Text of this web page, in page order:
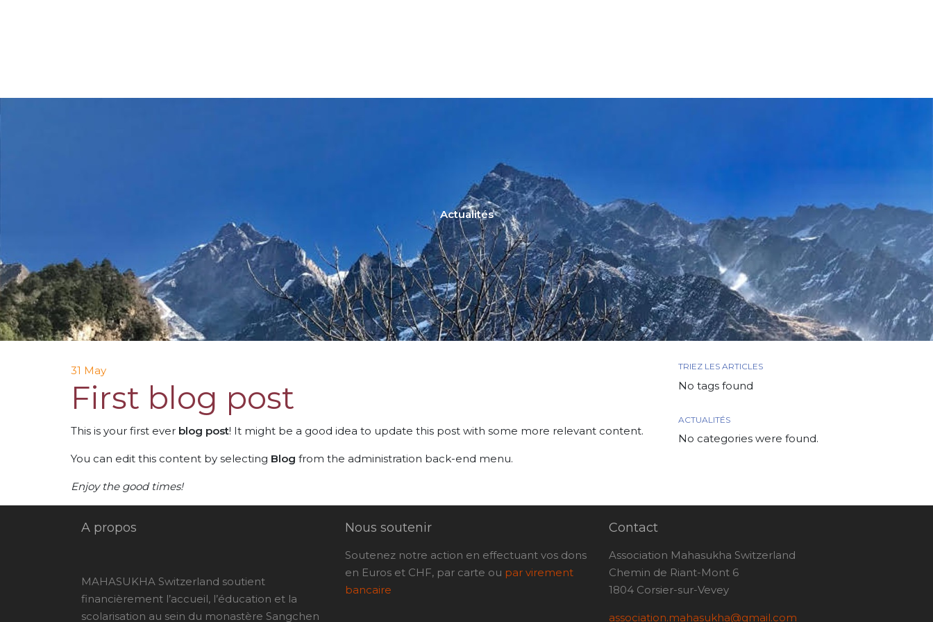
Actualités
TRIEZ LES ARTICLES
No tags found
ACTUALITÉS
No categories were found.
31 May
First blog post
This is your first ever blog post! It might be a good idea to update this post with some more relevant content.
You can edit this content by selecting Blog from the administration back-end menu.
Enjoy the good times!
A propos
MAHASUKHA Switzerland soutient
financièrement l’accueil, l’éducation et la
scolarisation au sein du monastère Sangchen
Nous soutenir
Soutenez notre action en effectuant vos dons
en Euros et CHF, par carte ou par virement
bancaire
Contact
Association Mahasukha Switzerland
Chemin de Riant-Mont 6
1804 Corsier-sur-Vevey
association.mahasukha@gmail.com